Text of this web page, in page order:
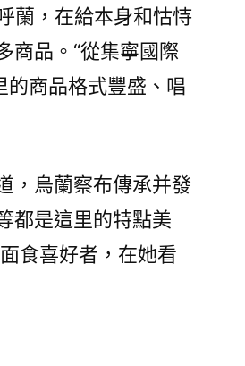
蘭，在給本身和怙恃
商品。“從集寧國際
的商品格式豐盛、唱
，烏蘭察布傳承并發
都是這里的特點美
食喜好者，在她看